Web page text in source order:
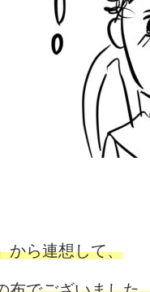
から連想して、